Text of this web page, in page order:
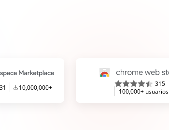
10,000,000+
315
100,000+ usuarios